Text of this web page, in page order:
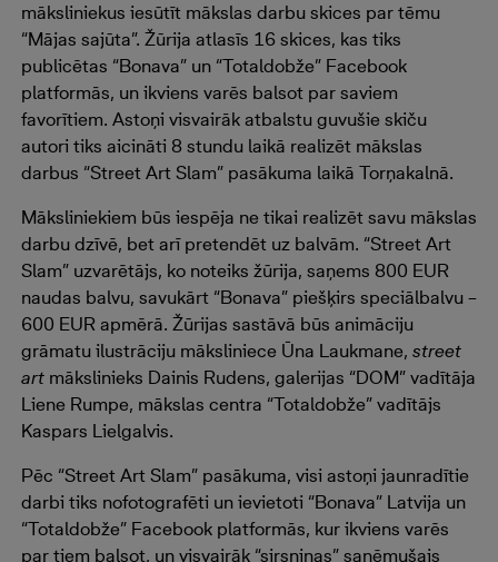
māksliniekus iesūtīt mākslas darbu skices par tēmu
“Mājas sajūta”. Žūrija atlasīs 16 skices, kas tiks
publicētas “Bonava” un “Totaldobže” Facebook
platformās, un ikviens varēs balsot par saviem
favorītiem. Astoņi visvairāk atbalstu guvušie skiču
autori tiks aicināti 8 stundu laikā realizēt mākslas
darbus “Street Art Slam” pasākuma laikā Torņakalnā.
Māksliniekiem būs iespēja ne tikai realizēt savu mākslas
darbu dzīvē, bet arī pretendēt uz balvām. “Street Art
Slam” uzvarētājs, ko noteiks žūrija, saņems 800 EUR
naudas balvu, savukārt “Bonava” piešķirs speciālbalvu –
600 EUR apmērā. Žūrijas sastāvā būs animāciju
grāmatu ilustrāciju māksliniece Ūna Laukmane, street
artmākslinieks Dainis Rudens, galerijas “DOM” vadītāja
Liene Rumpe, mākslas centra “Totaldobže” vadītājs
Kaspars Lielgalvis.
Pēc “Street Art Slam” pasākuma, visi astoņi jaunradītie
darbi tiks nofotografēti un ievietoti “Bonava” Latvija un
“Totaldobže” Facebook platformās, kur ikviens varēs
par tiem balsot, un visvairāk “sirsniņas” saņēmušais